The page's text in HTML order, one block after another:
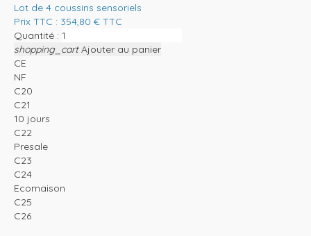
Lot de 4 coussins sensoriels
Prix TTC : 354,80 € TTC
Quantité :
shopping_cart Ajouter au panier
CE
NF
C20
C21
10 jours
C22
Presale
C23
C24
Ecomaison
C25
C26